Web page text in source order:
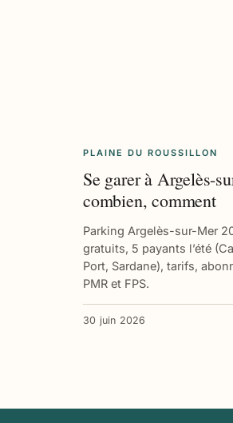
PLAINE DU ROUSSILLON
Se garer à Argelès-
combien, comment
Parking Argelès-sur-Mer
gratuits, 5 payants l’été
Port, Sardane), tarifs,
PMR et FPS.
30 juin 2026